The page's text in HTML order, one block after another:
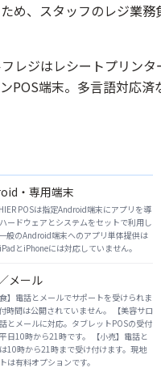
め、スタッフのレジ業
フレジはレシートプリン
POS端末。多言語対応
・専用端末
POSは指定Android端末にアプリを導
ードウェアとシステムをセットで利用し
般のAndroid端末へのアプリ単体提供は
とiPhoneには対応していません。
メール
食】電話とメールでサポートを受けられま
時間は公開されていません。 【美容サロ
とメールに対応。タブレットPOSの受付
日10時から21時です。 【小売】電話と
10時から21時まで受け付けます。現地
は有料オプションです。